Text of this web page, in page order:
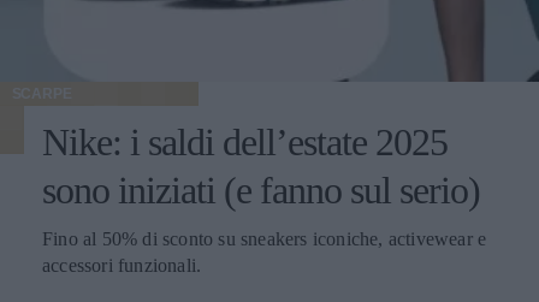
SCARPE
Nike: i saldi dell’estate 2025
sono iniziati (e fanno sul serio)
Fino al 50% di sconto su sneakers iconiche, activewear e
accessori funzionali.